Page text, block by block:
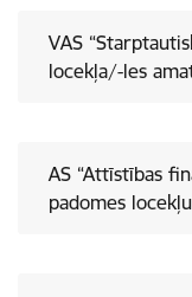
VAS
locekļa/-les
AS “Attīstības
padomes